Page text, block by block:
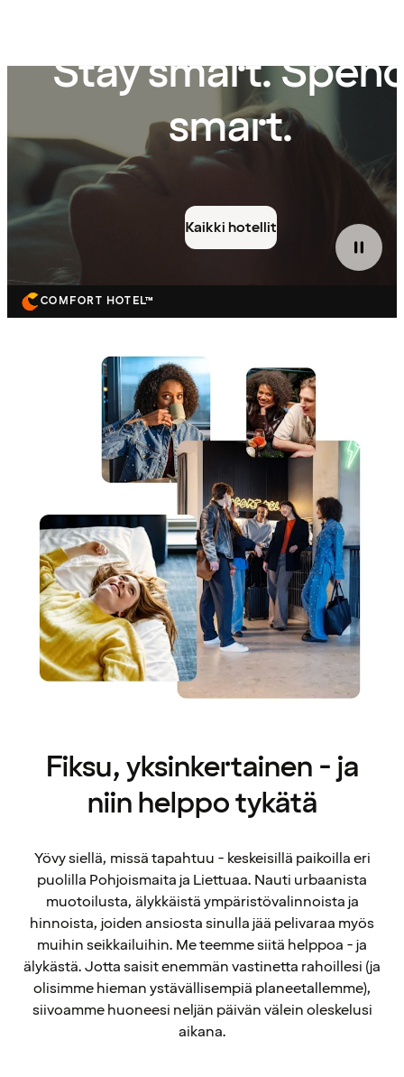
Stay smart.
smart.
Kaikki hotellit
COMFORT HOTEL™
Fiksu, yksinkertainen - ja
niin helppo tykätä
Yövy siellä, missä tapahtuu - keskeisillä paikoilla eri
puolilla Pohjoismaita ja Liettuaa. Nauti urbaanista
muotoilusta, älykkäistä ympäristövalinnoista ja
hinnoista, joiden ansiosta sinulla jää pelivaraa myös
muihin seikkailuihin. Me teemme siitä helppoa - ja
älykästä. Jotta saisit enemmän vastinetta rahoillesi (ja
olisimme hieman ystävällisempiä planeetallemme),
siivoamme huoneesi neljän päivän välein oleskelusi
aikana.